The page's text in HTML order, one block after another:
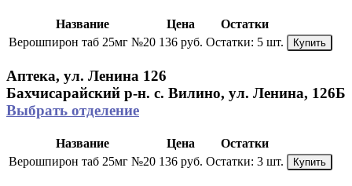
Название Цена
Остатки
Верошпирон таб 25мг №20 136 руб. Остатки: 5 шт. Купить
Аптека, ул. Ленина 126
Бахчисарайский р-н. с. Вилино, ул. Ленина, 126Б
Выбрать отделение
Название Цена
Остатки
Верошпирон таб 25мг №20 136 руб. Остатки: 3 шт. Купить